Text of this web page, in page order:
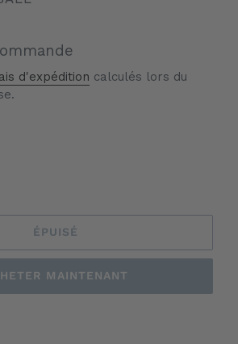
d'expédition calculés lors du
ÉPUISÉ
MAINTENANT